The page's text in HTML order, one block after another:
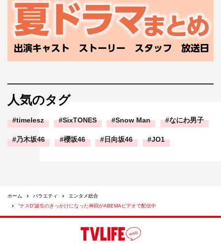
人気のタグ
timelesz SixTONES Snow Man なにわ男子
乃木坂46 櫻坂46 日向坂46 JO1
ホーム バラエティ
エンタメ総合
“ナスD”誕生のきっかけになった神回がABEMAビデオで配信中